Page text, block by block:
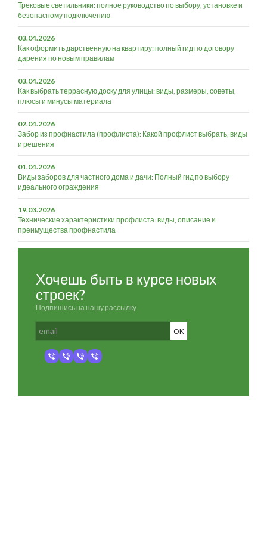
Трековые светильники: полное руководство по выбору, установке и
безопасному подключению
03.04.2026
Как оформить дарственную на квартиру: полный гид по договору
дарения по новым правилам
03.04.2026
Как выбрать террасную доску для улицы: виды, размеры, советы,
плюсы и минусы материала
02.04.2026
Забор из профнастила (профлиста): Какой профлист выбрать, виды
и решения
01.04.2026
Виды заборов для частного дома и дачи: Полный гид по выбору
идеального ограждения
19.03.2026
Технические характеристики профлиста: виды, описание и
преимущества профнастила
Хочешь быть в курсе новых
строек?
Подпишись на нашу рассылку